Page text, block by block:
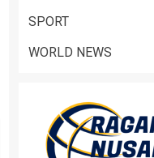
SPORT
WORLD NEWS